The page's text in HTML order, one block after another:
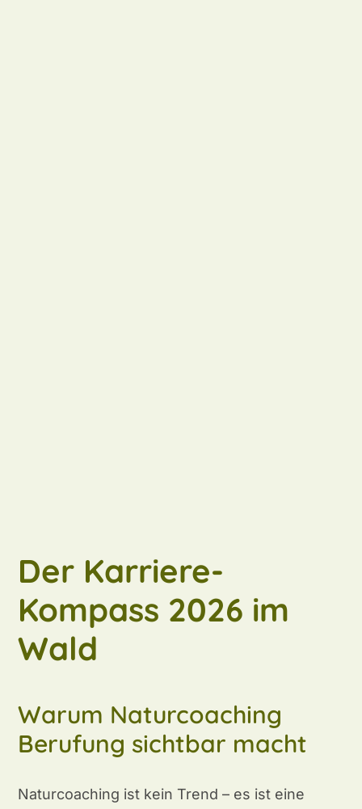
Der Karriere-
Kompass 2026 im
Wald
Warum Naturcoaching
Berufung sichtbar macht
Naturcoaching ist kein Trend – es ist eine